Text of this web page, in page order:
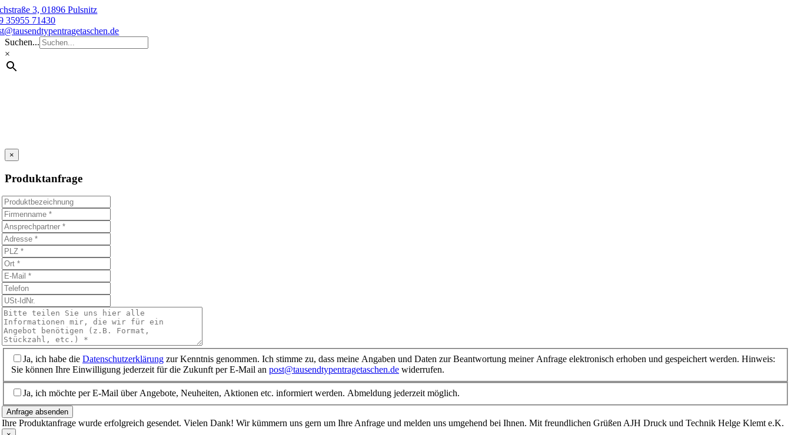
Skip
to
content
3, 01896 Pulsnitz
35955 71430
Suchen...
×
×
Produktanfrage
Ja, ich habe die Datenschutzerklärung zur Kenntnis genommen. Ich stimme zu, dass meine Angaben und Daten zur Beantwortung meiner Anfrage elektronisch erhoben und gespeichert werden. Hinweis:
Sie können Ihre Einwilligung jederzeit für die Zukunft per E-Mail an post@tausendtypentragetaschen.de widerrufen.
Ja, ich möchte per E-Mail über Angebote, Neuheiten, Aktionen etc. informiert werden. Abmeldung jederzeit möglich.
Anfrage absenden
Ihre Produktanfrage wurde erfolgreich gesendet. Vielen Dank! Wir kümmern uns gern um Ihre Anfrage und melden uns umgehend bei Ihnen. Mit freundlichen Grüßen AJH Druck und Technik Helge Klemt e.K.